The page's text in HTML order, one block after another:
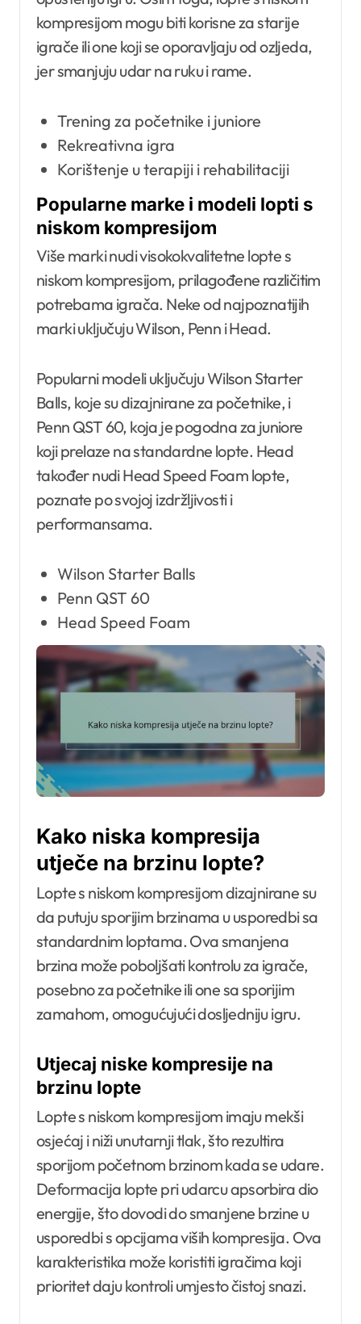
kompresijom mogu biti korisne za starije
igrače ili one koji se oporavljaju od ozljeda,
jer smanjuju udar na ruku i rame.
Trening za početnike i juniore
Rekreativna igra
Korištenje u terapiji i rehabilitaciji
Popularne marke i modeli lopti s
niskom kompresijom
Više marki nudi visokokvalitetne lopte s
niskom kompresijom, prilagođene različitim
potrebama igrača. Neke od najpoznatijih
marki uključuju Wilson, Penn i Head.
Popularni modeli uključuju Wilson Starter
Balls, koje su dizajnirane za početnike, i
Penn QST 60, koja je pogodna za juniore
koji prelaze na standardne lopte. Head
također nudi Head Speed Foam lopte,
poznate po svojoj izdržljivosti i
performansama.
Wilson Starter Balls
Penn QST 60
Head Speed Foam
Kako niska kompresija
utječe na brzinu lopte?
Lopte s niskom kompresijom dizajnirane su
da putuju sporijim brzinama u usporedbi sa
standardnim loptama. Ova smanjena
brzina može poboljšati kontrolu za igrače,
posebno za početnike ili one sa sporijim
zamahom, omogućujući dosljedniju igru.
Utjecaj niske kompresije na
brzinu lopte
Lopte s niskom kompresijom imaju mekši
osjećaj i niži unutarnji tlak, što rezultira
sporijom početnom brzinom kada se udare.
Deformacija lopte pri udarcu apsorbira dio
energije, što dovodi do smanjene brzine u
usporedbi s opcijama viših kompresija. Ova
karakteristika može koristiti igračima koji
prioritet daju kontroli umjesto čistoj snazi.